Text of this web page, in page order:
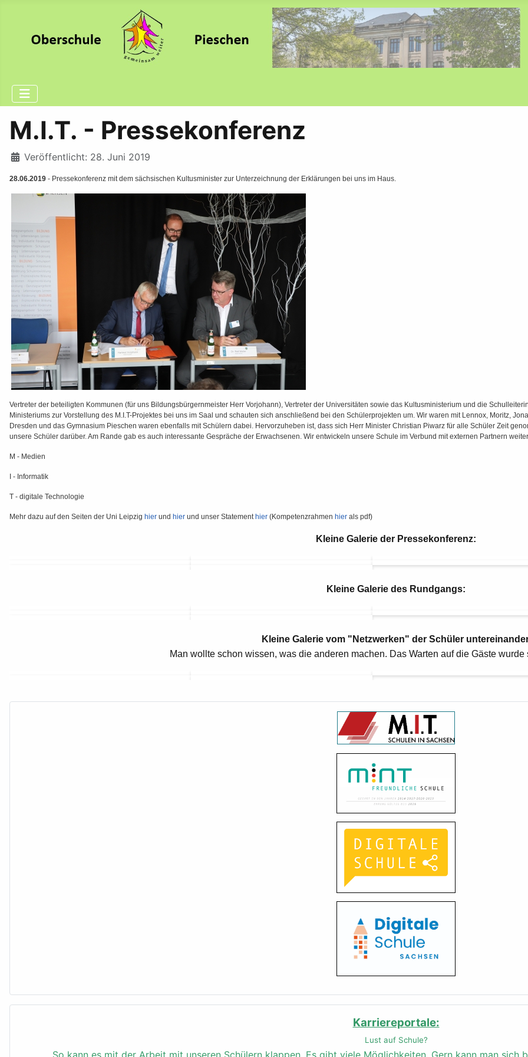
M.I.T. - Pressekonferenz
Details
Veröffentlicht: 28. Juni 2019
28.06.2019 - Pressekonferenz mit dem sächsischen Kultusminister zur Unterzeichnung der Erklärungen bei uns im Haus.
Vertreter der beteiligten Kommunen (für uns Bildungsbürgernmeister Herr Vorjohann), Vertreter der Universitäten sowie das Kultusministerium und die
Ministeriums zur Vorstellung des M.I.T-Projektes bei uns im Saal und schauten sich anschließend bei den Schülerprojekten um. Wir waren mit Lennox, Moritz,
Dresden und das Gymnasium Pieschen waren ebenfalls mit Schülern dabei. Hervorzuheben ist, dass sich Herr Minister Christian Piwarz für alle Schüler Zeit
unsere Schüler darüber. Am Rande gab es auch interessante Gespräche der Erwachsenen. Wir entwickeln unsere Schule im Verbund mit externen Partnern
M - Medien
I - Informatik
T - digitale Technologie
Mehr dazu auf den Seiten der Uni Leipzig hier und hier und unser Statement hier (Kompetenzrahmen hier als pdf)
Kleine Galerie der Pressekonferenz:
Kleine Galerie des Rundgangs:
Kleine Galerie vom "Netzwerken" der Schüler
Man wollte schon wissen, was die anderen machen. Das Warten auf die Gäste wurde
Karriereportale:
Lust auf Schule?